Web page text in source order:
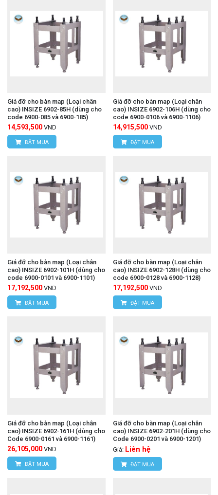
Giá đỡ cho bàn map (Loại chân
cao) INSIZE 6902-85H (dùng cho
code 6900-085 và 6900-185)
14,593,500 VND
ĐẶT MUA
Giá đỡ cho bàn map (Loại chân
cao) INSIZE 6902-106H (dùng cho
code 6900-0106 và 6900-1106)
14,915,500 VND
ĐẶT MUA
Giá đỡ cho bàn map (Loại chân
cao) INSIZE 6902-101H (dùng cho
code 6900-0101 và 6900-1101)
17,192,500 VND
ĐẶT MUA
Giá đỡ cho bàn map (Loại chân
cao) INSIZE 6902-128H (dùng cho
code 6900-0128 và 6900-1128)
17,192,500 VND
ĐẶT MUA
Giá đỡ cho bàn map (Loại chân
cao) INSIZE 6902-161H (dùng cho
Code 6900-0161 và 6900-1161)
26,105,000 VND
ĐẶT MUA
Giá đỡ cho bàn map (Loại chân
cao) INSIZE 6902-201H (dùng cho
Code 6900-0201 và 6900-1201)
Giá: Liên hệ
ĐẶT MUA